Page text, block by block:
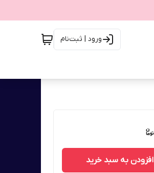
ورود | ثبت‌نام
افزودن به سبد خرید